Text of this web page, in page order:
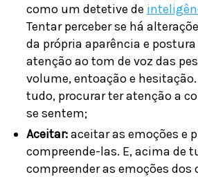
como um detetive de
Tentar perceber se há
da própria aparência e postura
atenção ao tom de voz das
volume, entoação e hesitação.
tudo, procurar ter atenção a
se sentem;
Aceitar:aceitar as emoções e
compreende-las. E, acima de
compreender as emoções dos